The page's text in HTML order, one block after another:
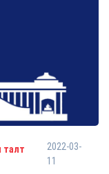
талт
2022-03-
11